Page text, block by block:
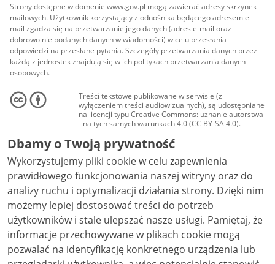
Strony dostępne w domenie www.gov.pl mogą zawierać adresy skrzynek
mailowych. Użytkownik korzystający z odnośnika będącego adresem e-
mail zgadza się na przetwarzanie jego danych (adres e-mail oraz
dobrowolnie podanych danych w wiadomości) w celu przesłania
odpowiedzi na przesłane pytania. Szczegóły przetwarzania danych przez
każdą z jednostek znajdują się w ich politykach przetwarzania danych
osobowych.
Treści tekstowe publikowane w serwisie (z
wyłączeniem treści audiowizualnych), są udostępniane
na licencji typu Creative Commons: uznanie autorstwa
- na tych samych warunkach 4.0 (CC BY-SA 4.0).
Materiały audiowizualne, w tym zdjęcia, materiały
audio i wideo, są udostępniane na licencji typu
Creative Commons: uznanie autorstwa użycie
niekomercyjne - bez utworów zależnych 4.0 (CC BY-
NC-ND 4.0), o ile nie jest to stwierdzone inaczej.
Dbamy o Twoją prywatność
Wykorzystujemy pliki cookie w celu zapewnienia
prawidłowego funkcjonowania naszej witryny oraz do
analizy ruchu i optymalizacji działania strony. Dzięki nim
możemy lepiej dostosować treści do potrzeb
użytkowników i stale ulepszać nasze usługi. Pamiętaj, że
informacje przechowywane w plikach cookie mogą
pozwalać na identyfikację konkretnego urządzenia lub